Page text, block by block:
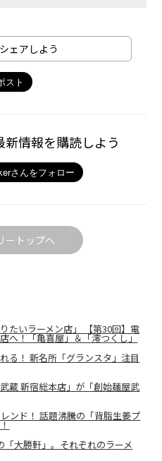
ェアしよう
情報を購読しよう
ートップへ
たいラーメン店」 【第30回】電
へ！「亀喜屋」＆「澪つくし」
る！ 新名所「グランスタ」注目
蔵 新宿総本店」が「創始麺屋武
ンド！ 話題沸騰の「背脂生姜プ
大勝軒」。それぞれのラーメ